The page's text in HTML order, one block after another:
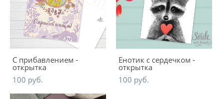
С прибавлением -
открытка
100 pуб.
Енотик с сердечком -
открытка
100 pуб.